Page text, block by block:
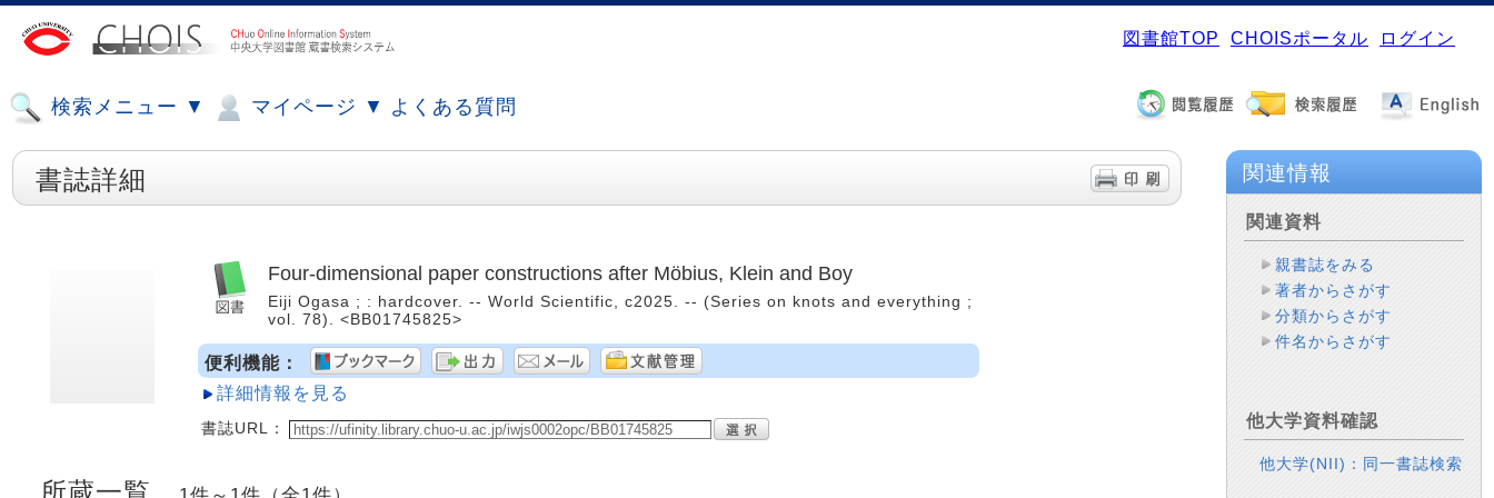
図書館TOP CHOISポータル ログイン
検索メニュー ▼ マイページ ▼ よくある質問
書誌詳細
Four-dimensional paper constructions after Möbius, Klein and Boy
Eiji Ogasa ; : hardcover. -- World Scientific, c2025. -- (Series on knots and everything ;
vol. 78). <BB01745825>
便利機能：
詳細情報を見る
書誌URL：
所蔵一覧
関連情報
関連資料
親書誌をみる
著者からさがす
分類からさがす
件名からさがす
他大学資料確認
他大学(NII)：同一書誌検索